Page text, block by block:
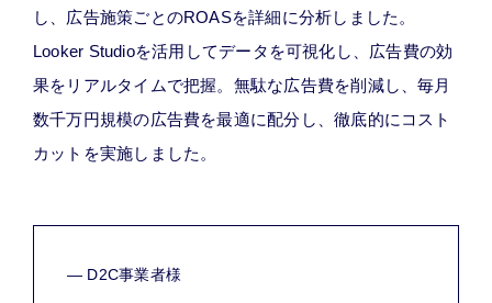
し、広告施策ごとのROASを詳細に分析しました。
Looker Studioを活用してデータを可視化し、広告費の効
果をリアルタイムで把握。無駄な広告費を削減し、毎月
数千万円規模の広告費を最適に配分し、徹底的にコスト
カットを実施しました。
— D2C事業者様